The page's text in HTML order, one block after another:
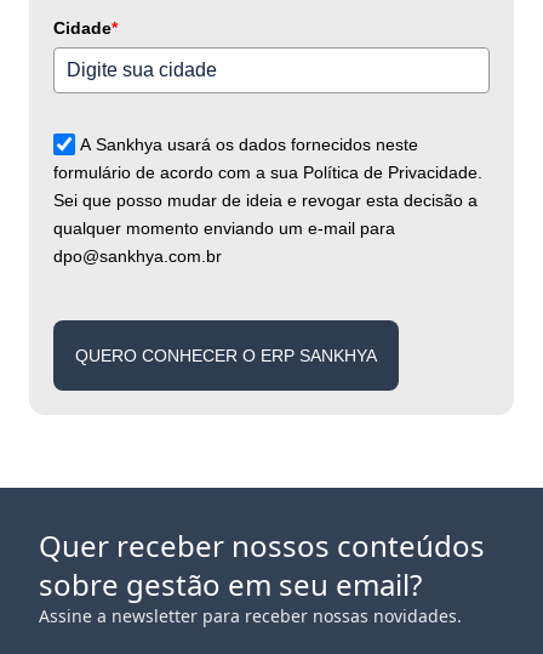
Cidade*
A Sankhya usará os dados fornecidos neste
formulário de acordo com a sua Política de Privacidade.
Sei que posso mudar de ideia e revogar esta decisão a
qualquer momento enviando um e-mail para
dpo@sankhya.com.br
QUERO CONHECER O ERP SANKHYA
Quer receber nossos conteúdos
sobre gestão em seu email?
Assine a newsletter para receber nossas novidades.